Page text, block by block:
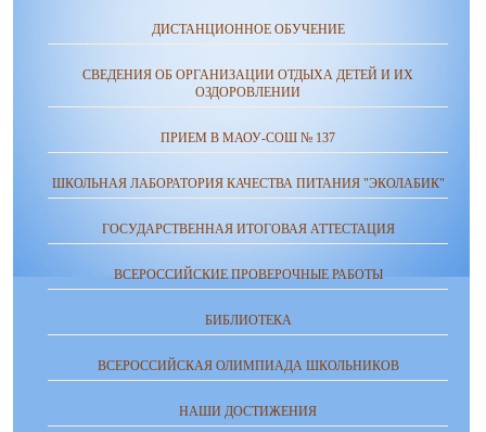
ДИСТАНЦИОННОЕ ОБУЧЕНИЕ
СВЕДЕНИЯ ОБ ОРГАНИЗАЦИИ ОТДЫХА ДЕТЕЙ И ИХ
ОЗДОРОВЛЕНИИ
ПРИЕМ В МАОУ-СОШ № 137
ШКОЛЬНАЯ ЛАБОРАТОРИЯ КАЧЕСТВА ПИТАНИЯ "ЭКОЛАБИК"
ГОСУДАРСТВЕННАЯ ИТОГОВАЯ АТТЕСТАЦИЯ
ВСЕРОССИЙСКИЕ ПРОВЕРОЧНЫЕ РАБОТЫ
БИБЛИОТЕКА
ВСЕРОССИЙСКАЯ ОЛИМПИАДА ШКОЛЬНИКОВ
НАШИ ДОСТИЖЕНИЯ